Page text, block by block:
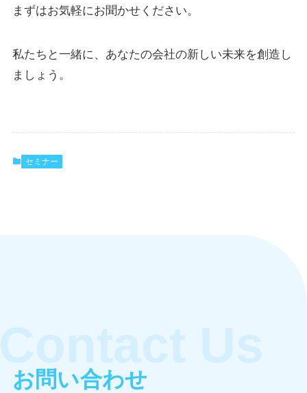
まずはお気軽にお聞かせください。
私たちと一緒に、あなたの会社の新しい未来を創造し
ましょう。
セミナー
お問い合わせ